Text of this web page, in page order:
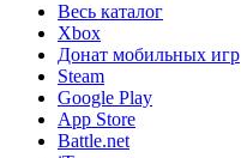
Весь каталог
Xbox
Донат мобильных игр
Steam
Google Play
App Store
Battle.net